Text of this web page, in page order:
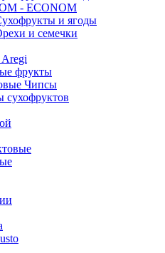
- ECONOM
и ягоды
и семечки
фрукты
Чипсы
сухофруктов